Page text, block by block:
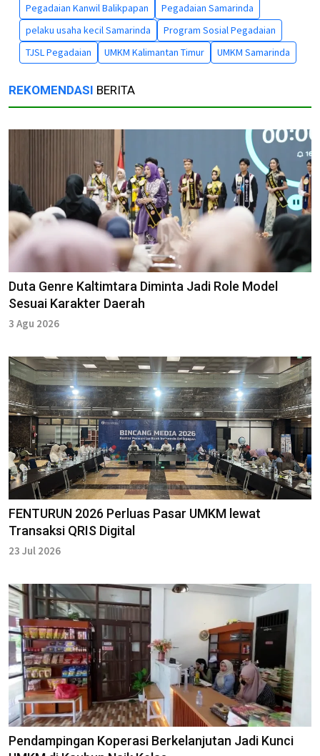
Pegadaian Kanwil Balikpapan
Pegadaian Samarinda
pelaku usaha kecil Samarinda
Program Sosial Pegadaian
TJSL Pegadaian
UMKM Kalimantan Timur UMKM Samarinda
REKOMENDASI BERITA
Duta Genre Kaltimtara Diminta Jadi Role Model
Sesuai Karakter Daerah
3 Agu 2026
FENTURUN 2026 Perluas Pasar UMKM lewat
Transaksi QRIS Digital
23 Jul 2026
Pendampingan Koperasi Berkelanjutan Jadi Kunci